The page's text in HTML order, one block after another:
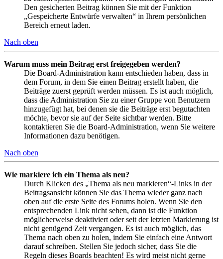
Den gesicherten Beitrag können Sie mit der Funktion
„Gespeicherte Entwürfe verwalten“ in Ihrem persönlichen
Bereich erneut laden.
Nach oben
Warum muss mein Beitrag erst freigegeben werden?
Die Board-Administration kann entschieden haben, dass in
dem Forum, in dem Sie einen Beitrag erstellt haben, die
Beiträge zuerst geprüft werden müssen. Es ist auch möglich,
dass die Administration Sie zu einer Gruppe von Benutzern
hinzugefügt hat, bei denen sie die Beiträge erst begutachten
möchte, bevor sie auf der Seite sichtbar werden. Bitte
kontaktieren Sie die Board-Administration, wenn Sie weitere
Informationen dazu benötigen.
Nach oben
Wie markiere ich ein Thema als neu?
Durch Klicken des „Thema als neu markieren“-Links in der
Beitragsansicht können Sie das Thema wieder ganz nach
oben auf die erste Seite des Forums holen. Wenn Sie den
entsprechenden Link nicht sehen, dann ist die Funktion
möglicherweise deaktiviert oder seit der letzten Markierung ist
nicht genügend Zeit vergangen. Es ist auch möglich, das
Thema nach oben zu holen, indem Sie einfach eine Antwort
darauf schreiben. Stellen Sie jedoch sicher, dass Sie die
Regeln dieses Boards beachten! Es wird meist nicht gerne